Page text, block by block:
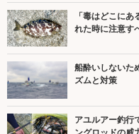
「毒はどこに
れた時に注意す
船酔いしないた
ズムと対策
アユルアー釣行